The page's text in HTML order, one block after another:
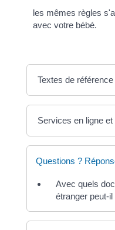
les mêmes règles
avec votre bébé.
Textes de référence
Services en ligne
Questions ?
Avec quels
étranger peut-